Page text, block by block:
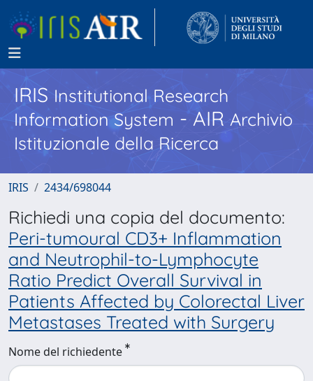
IRISInstitutional Research
Information System - AIR Archivio
Istituzionale della Ricerca
IRIS 2434/698044
Richiedi una copia del documento:
Peri-tumoural CD3+ Inflammation
and Neutrophil-to-Lymphocyte
Ratio Predict Overall Survival in
Patients Affected by Colorectal Liver
Metastases Treated with Surgery
Nome del richiedente